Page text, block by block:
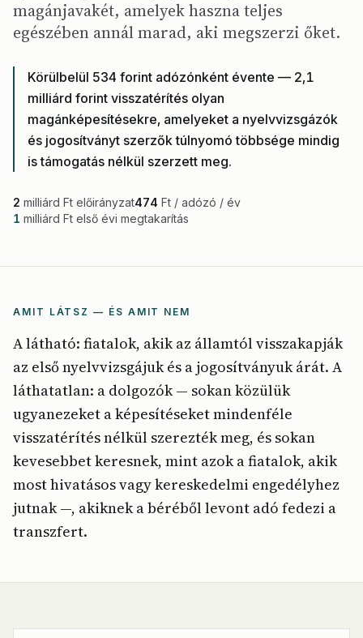
magánjavakét, amelyek haszna teljes
egészében annál marad, aki megszerzi őket.
Körülbelül 534 forint adózónként évente — 2,1
milliárd forint visszatérítés olyan
magánképesítésekre, amelyeket a nyelvvizsgázók
és jogosítványt szerzők túlnyomó többsége mindig
is támogatás nélkül szerzett meg.
2 milliárd Ft előirányzat474 Ft / adózó / év
1 milliárd Ft első évi megtakarítás
AMIT LÁTSZ — ÉS AMIT NEM
A látható: fiatalok, akik az államtól visszakapják
az első nyelvvizsgájuk és a jogosítványuk árát. A
láthatatlan: a dolgozók — sokan közülük
ugyanezeket a képesítéseket mindenféle
visszatérítés nélkül szerezték meg, és sokan
kevesebbet keresnek, mint azok a fiatalok, akik
most hivatásos vagy kereskedelmi engedélyhez
jutnak —, akiknek a béréből levont adó fedezi a
transzfert.